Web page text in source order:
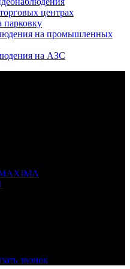
центрах
парковку
на промышленных
на АЗС
звонок